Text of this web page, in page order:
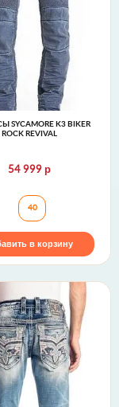
Rock Revival
K3 BIKER
ROCK REVIVAL
54 999р
Джинсы
40
в корзину